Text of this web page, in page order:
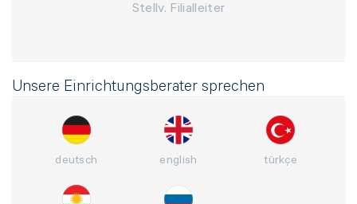
Angaben sind Pflichtfelder.
Stellv. Filialleiter
Unsere Einrichtungsberater sprechen
deutsch english türkçe